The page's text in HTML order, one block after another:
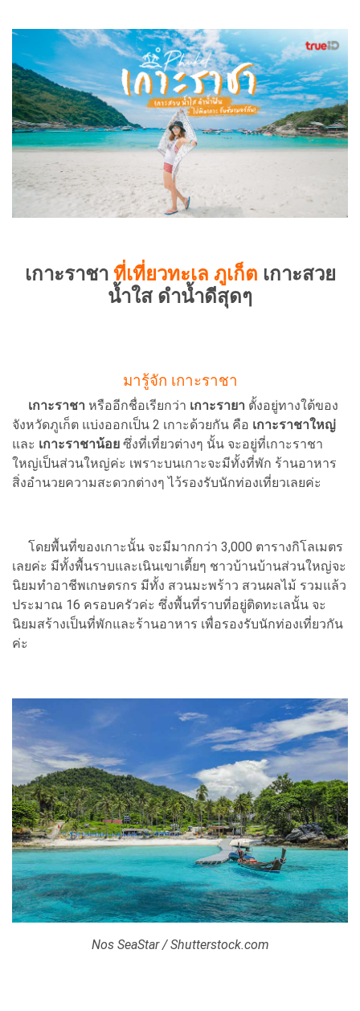
เกาะราชา ที่เที่ยวทะเล ภูเก็ต เกาะสวย
น้ำใส ดำน้ำดีสุดๆ
มารู้จัก เกาะราชา
เกาะราชา หรืออีกชื่อเรียกว่า เกาะรายา ตั้งอยู่ทางใต้ของ
จังหวัดภูเก็ต แบ่งออกเป็น 2 เกาะด้วยกัน คือ เกาะราชาใหญ่
และ เกาะราชาน้อย ซึ่งที่เที่ยวต่างๆ นั้น จะอยู่ที่เกาะราชา
ใหญ่เป็นส่วนใหญ่ค่ะ เพราะบนเกาะจะมีทั้งที่พัก ร้านอาหาร
สิ่งอำนวยความสะดวกต่างๆ ไว้รองรับนักท่องเที่ยวเลยค่ะ
โดยพื้นที่ของเกาะนั้น จะมีมากกว่า 3,000 ตารางกิโลเมตร
เลยค่ะ มีทั้งพื้นราบและเนินเขาเตี้ยๆ ชาวบ้านบ้านส่วนใหญ่จะ
นิยมทำอาชีพเกษตรกร มีทั้ง สวนมะพร้าว สวนผลไม้ รวมแล้ว
ประมาณ 16 ครอบครัวค่ะ ซึ่งพื้นที่ราบที่อยู่ติดทะเลนั้น จะ
นิยมสร้างเป็นที่พักและร้านอาหาร เพื่อรองรับนักท่องเที่ยวกัน
ค่ะ
Nos SeaStar / Shutterstock.com